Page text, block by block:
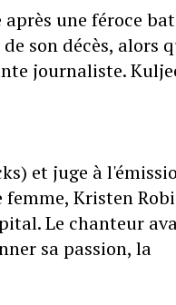
une féroce
son décès, alors
journaliste.
et juge à
Kristen
Le chanteur
sa passion, la